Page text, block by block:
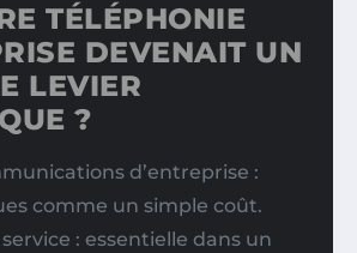
TÉLÉPHONIE
DEVENAIT UN
LEVIER
?
d’entreprise :
comme un simple coût.
: essentielle dans un